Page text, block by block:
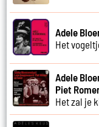
Adele
Het
Adele
Piet
Het zal je